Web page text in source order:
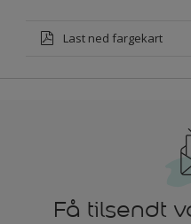
Last ned fargekart
Få tilsendt